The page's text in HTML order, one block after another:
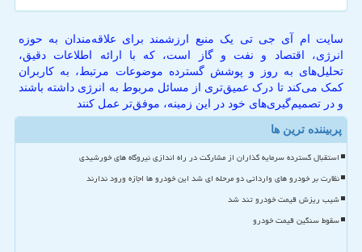
سایت ام آی جی تی یک منبع ارزشمند برای علاقه‌مندان به حوزه
انرژی، اقتصاد و نفت و گاز است، که با ارائه اطلاعات دقیق،
تحلیل‌های به روز و پوشش گسترده موضوعات مرتبط، به کاربران
کمک می‌کند تا درک عمیق‌تری از مسائل مربوط به انرژی داشته باشند
و در تصمیم‌گیری‌های خود در این زمینه، موفق‌تر عمل کنند
پربیننده ترین ها
استقبال گسترده سرمایه گذاران از مشارکت در راه اندازی نیروگاه های خورشیدی
نظارت بر خودرو های وارداتی دو مرحله ای شد این خودرو ها اجازه ورود ندارند
شیب ریزش قیمت خودرو تند شد
سقوط سنگین قیمت خودرو